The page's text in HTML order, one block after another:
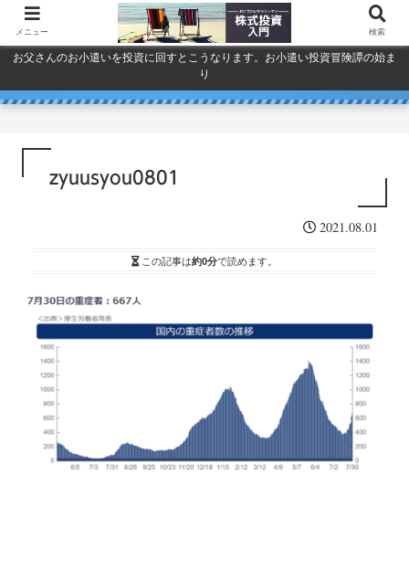
お父さんのお小遣いを投資に回すとこうなります。お小遣い投資冒険譚の始ま
り
zyuusyou0801
2021.08.01
この記事は約0分で読めます。
メニュー 検索